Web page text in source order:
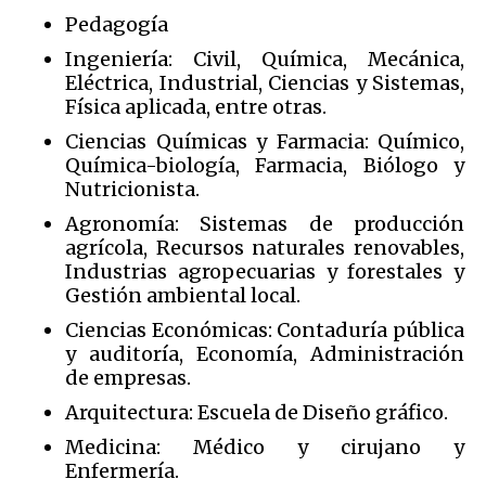
Pedagogía
Ingeniería: Civil, Química, Mecánica,
Eléctrica, Industrial, Ciencias y Sistemas,
Física aplicada, entre otras.
Ciencias Químicas y Farmacia: Químico,
Química-biología, Farmacia, Biólogo y
Nutricionista.
Agronomía: Sistemas de producción
agrícola, Recursos naturales renovables,
Industrias agropecuarias y forestales y
Gestión ambiental local.
Ciencias Económicas: Contaduría pública
y auditoría, Economía, Administración
de empresas.
Arquitectura: Escuela de Diseño gráfico.
Medicina: Médico y cirujano y
Enfermería.